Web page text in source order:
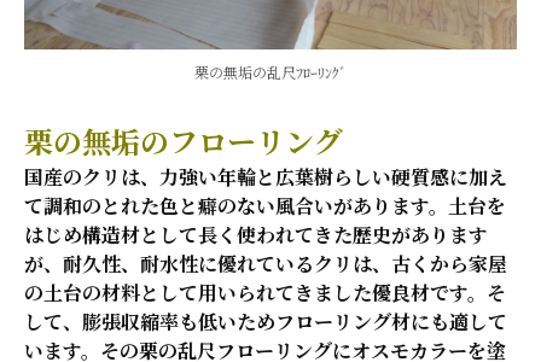
栗の無垢の乱尺ﾌﾛｰﾘﾝｸﾞ
栗の無垢のフローリング
国産のクリは、力強い年輪と広葉樹らしい硬質感に加え
て調和のとれた色と癖のない風合いがあります。土台を
はじめ構造材として長く使われてきた歴史があります
が、耐久性、耐水性に優れているクリは、古くから家屋
の土台の材料として用いられてきました優良材です。そ
して、膨張収縮率も低いためフローリング材にも適して
います。その栗の乱尺フローリングにオスモカラーを塗